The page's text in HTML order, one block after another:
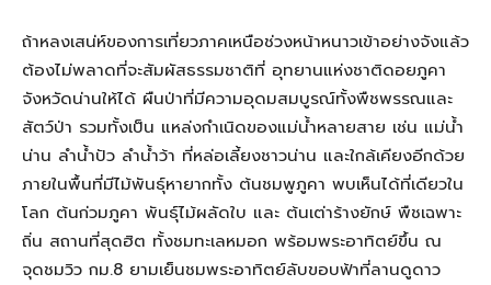
ถ้าหลงเสน่ห์ของการเที่ยวภาคเหนือช่วงหน้าหนาวเข้าอย่างจังแล้ว
ต้องไม่พลาดที่จะสัมผัสธรรมชาติที่ อุทยานแห่งชาติดอยภูคา
จังหวัดน่านให้ได้ ผืนป่าที่มีความอุดมสมบูรณ์ทั้งพืชพรรณและ
สัตว์ป่า รวมทั้งเป็น แหล่งกำเนิดของแม่น้ำหลายสาย เช่น แม่น้ำ
น่าน ลำน้ำปัว ลำน้ำว้า ที่หล่อเลี้ยงชาวน่าน และใกล้เคียงอีกด้วย
ภายในพื้นที่มีไม้พันธุ์หายากทั้ง ต้นชมพูภูคา พบเห็นได้ที่เดียวใน
โลก ต้นก่วมภูคา พันธุ์ไม้ผลัดใบ และ ต้นเต่าร้างยักษ์ พืชเฉพาะ
ถิ่น สถานที่สุดฮิต ทั้งชมทะเลหมอก พร้อมพระอาทิตย์ขึ้น ณ
จุดชมวิว กม.8 ยามเย็นชมพระอาทิตย์ลับขอบฟ้าที่ลานดูดาว